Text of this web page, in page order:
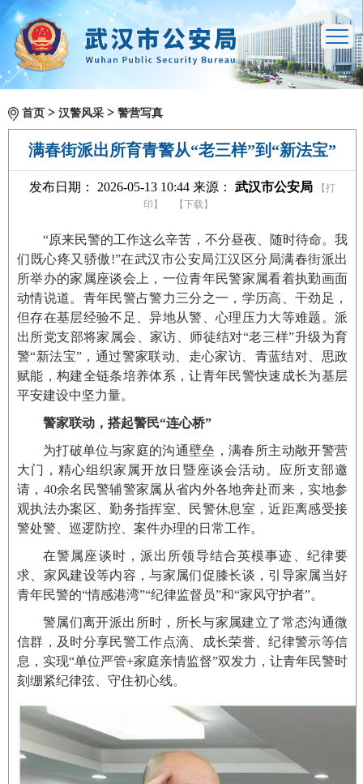
首页 > 汉警风采 > 警营写真
满春街派出所育青警从“老三样”到“新法宝”
发布日期： 2026-05-13 10:44 来源： 武汉市公安局
【打
印】
【下载】
“原来民警的工作这么辛苦，不分昼夜、随时待命。我
们既心疼又骄傲!”在武汉市公安局江汉区分局满春街派出
所举办的家属座谈会上，一位青年民警家属看着执勤画面
动情说道。青年民警占警力三分之一，学历高、干劲足，
但存在基层经验不足、异地从警、心理压力大等难题。派
出所党支部将家属会、家访、师徒结对“老三样”升级为育
警“新法宝”，通过警家联动、走心家访、青蓝结对、思政
赋能，构建全链条培养体系，让青年民警快速成长为基层
平安建设中坚力量。
警家联动，搭起警民“连心桥”
为打破单位与家庭的沟通壁垒，满春所主动敞开警营
大门，精心组织家属开放日暨座谈会活动。应所支部邀
请，40余名民警辅警家属从省内外各地奔赴而来，实地参
观执法办案区、勤务指挥室、民警休息室，近距离感受接
警处警、巡逻防控、案件办理的日常工作。
在警属座谈时，派出所领导结合英模事迹、纪律要
求、家风建设等内容，与家属们促膝长谈，引导家属当好
青年民警的“情感港湾”“纪律监督员”和“家风守护者”。
警属们离开派出所时，所长与家属建立了常态沟通微
信群，及时分享民警工作点滴、成长荣誉、纪律警示等信
息，实现“单位严管+家庭亲情监督”双发力，让青年民警时
刻绷紧纪律弦、守住初心线。